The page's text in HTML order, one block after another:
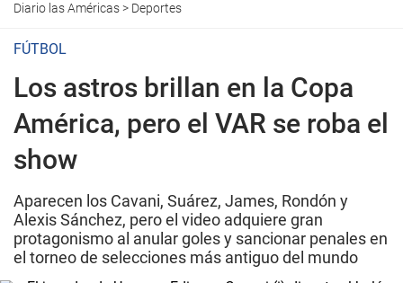
Diario las Américas> Deportes
FÚTBOL
Los astros brillan en la Copa
América, pero el VAR se roba el
show
Aparecen los Cavani, Suárez, James, Rondón y
Alexis Sánchez, pero el video adquiere gran
protagonismo al anular goles y sancionar penales en
el torneo de selecciones más antiguo del mundo